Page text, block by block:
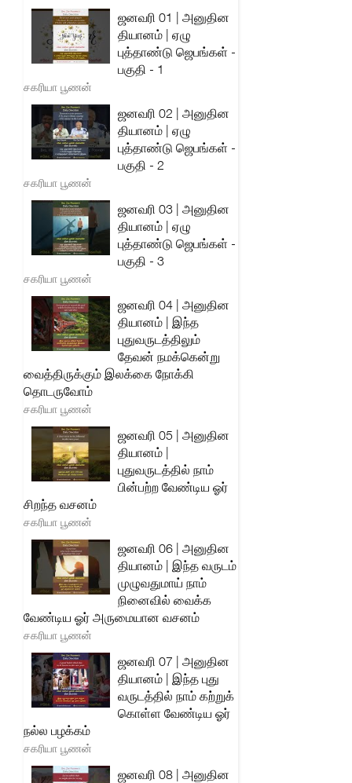
ஜனவரி 01 | அனுதின
தியானம் | ஏழு
புத்தாண்டு ஜெபங்கள் -
பகுதி - 1
சகரியா பூணன்
ஜனவரி 02 | அனுதின
தியானம் | ஏழு
புத்தாண்டு ஜெபங்கள் -
பகுதி - 2
சகரியா பூணன்
ஜனவரி 03 | அனுதின
தியானம் | ஏழு
புத்தாண்டு ஜெபங்கள் -
பகுதி - 3
சகரியா பூணன்
ஜனவரி 04 | அனுதின
தியானம் | இந்த
புதுவருடத்திலும்
தேவன் நமக்கென்று
வைத்திருக்கும் இலக்கை நோக்கி
தொடருவோம்
சகரியா பூணன்
ஜனவரி 05 | அனுதின
தியானம் |
புதுவருடத்தில் நாம்
பின்பற்ற வேண்டிய ஓர்
சிறந்த வசனம்
சகரியா பூணன்
ஜனவரி 06 | அனுதின
தியானம் | இந்த வருடம்
முழுவதுமாய் நாம்
நினைவில் வைக்க
வேண்டிய ஓர் அருமையான வசனம்
சகரியா பூணன்
ஜனவரி 07 | அனுதின
தியானம் | இந்த புது
வருடத்தில் நாம் கற்றுக்
கொள்ள வேண்டிய ஓர்
நல்ல பழக்கம்
சகரியா பூணன்
ஜனவரி 08 | அனுதின